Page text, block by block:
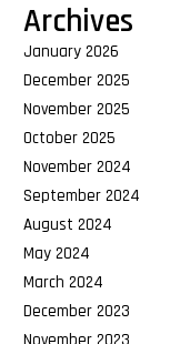
Archives
January 2026
December 2025
November 2025
October 2025
November 2024
September 2024
August 2024
May 2024
March 2024
December 2023